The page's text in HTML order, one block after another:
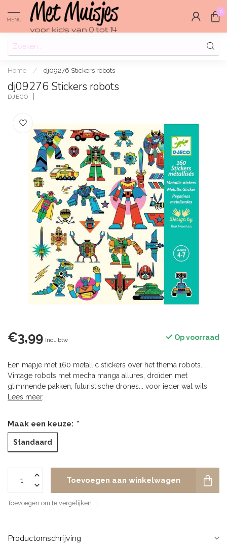
MENU
0
Home / dj09276 Stickers robots
dj09276 Stickers robots
DJECO
€3,99 Incl. btw Op voorraad
Een mapje met 160 metallic stickers over het thema robots.
Vintage robots met mecha manga allures, droïden met
glimmende pakken, futuristische drones... voor ieder wat wils!
Lees meer.
Maak een keuze: *
Standaard
Toevoegen aan winkelwagen
Toevoegen om te vergelijken
Productomschrijving